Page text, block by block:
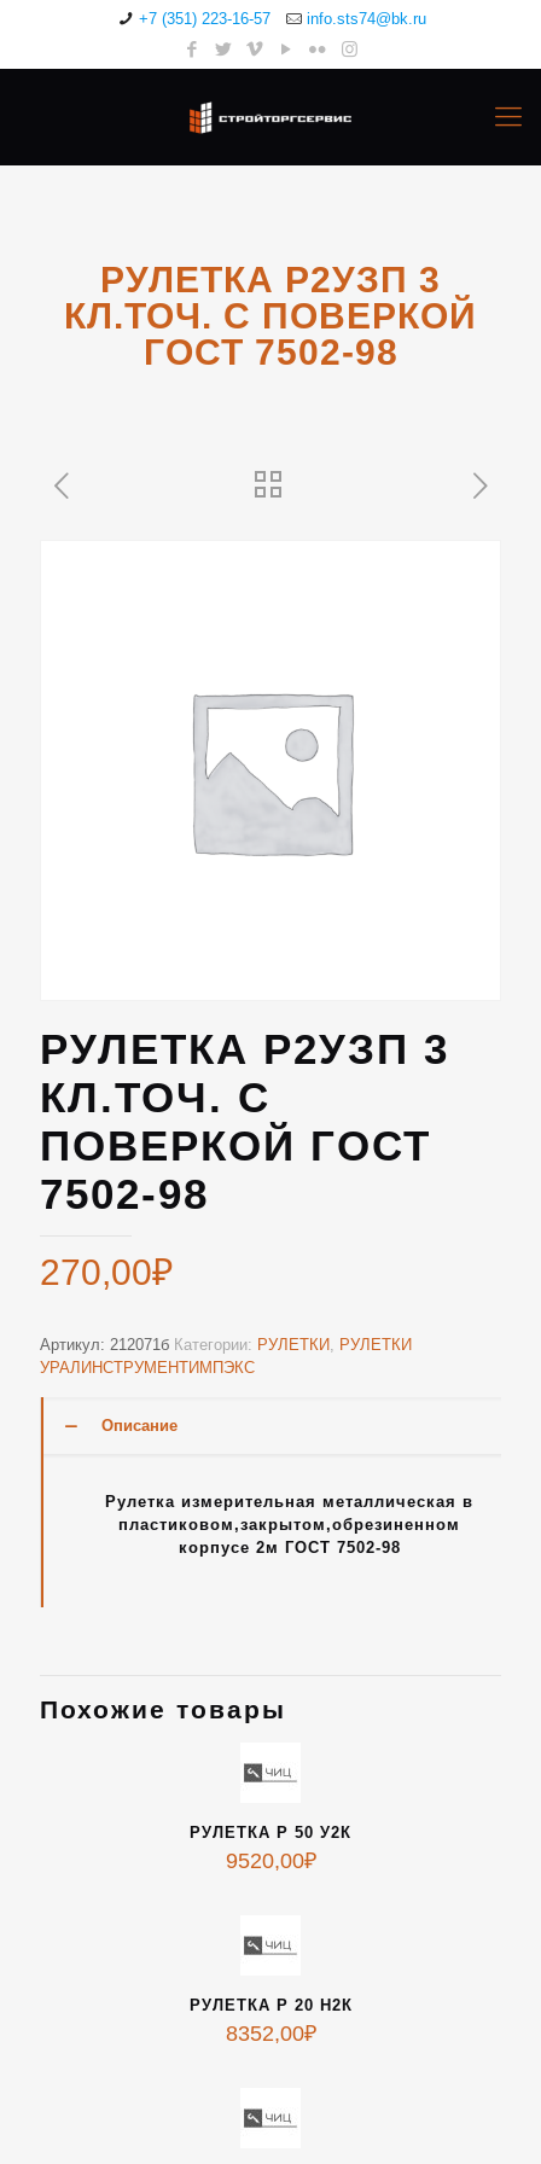
+7 (351) 223-16-57 info.sts74@bk.ru
РУЛЕТКА Р2УЗП 3
КЛ.ТОЧ. С ПОВЕРКОЙ
ГОСТ 7502-98
РУЛЕТКА Р2УЗП 3
КЛ.ТОЧ. С
ПОВЕРКОЙ ГОСТ
7502-98
270,00₽
Артикул: 212071б Категории: РУЛЕТКИ, РУЛЕТКИ
УРАЛИНСТРУМЕНТИМПЭКС
Описание
Рулетка измерительная металлическая в
пластиковом,закрытом,обрезиненном
корпусе 2м ГОСТ 7502-98
Похожие товары
РУЛЕТКА Р 50 У2К
9520,00₽
РУЛЕТКА Р 20 Н2К
8352,00₽